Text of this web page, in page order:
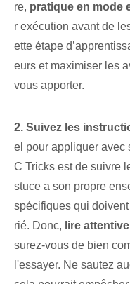
re, pratique en mode
r exécution avant de
ette ‍étape
eurs​ et maximiser les
vous apporter.
2. Suivez les
el pour appliquer avec
C Tricks‌ est de suivre
stuce a son propre
spécifiques qui
rié. Donc, lire⁤
surez-vous de bien
l'essayer. Ne sautez